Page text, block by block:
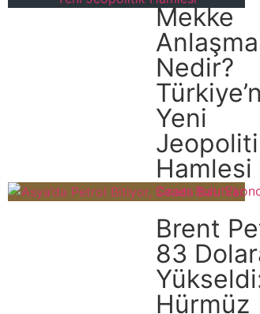
Mekke
Nedir?
Yeni
Hamlesi
Caner Bulut
Brent
83
Hürmüz